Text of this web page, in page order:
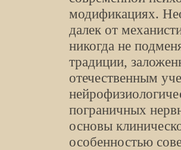
модификациях.
далек от
никогда не
традиции,
отечественным
пограничных
основы
особенностью